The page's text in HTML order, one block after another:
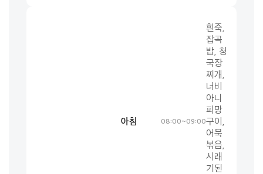
아침 08:00~09:00
흰죽,
잡곡
밥, 청
국장
찌개,
너비
아니
피망
구이,
어묵
볶음,
시래
기된